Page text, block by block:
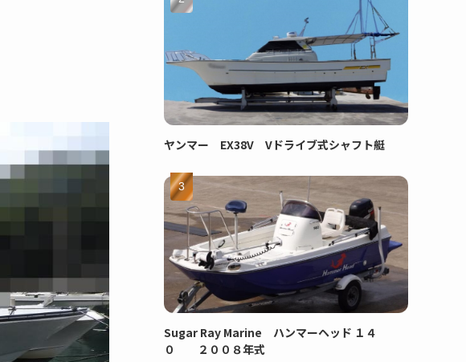
ヤンマー EX38V Vドライブ式シャフト艇
Sugar Ray Marine ハンマーヘッド １４
０ ２００８年式